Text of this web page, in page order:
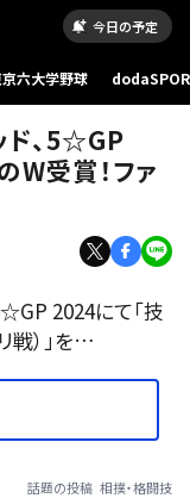
今日の予定
六大学野球
ド、5☆GP
W受賞！ファ
2024にて「技
戦）」を…
話題の投稿 相撲・格闘技